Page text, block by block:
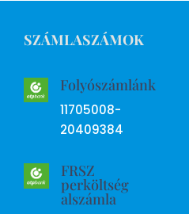
SZÁMLASZÁMOK
Folyószámlánk
11705008-
20409384
FRSZ
perköltség
alszámla